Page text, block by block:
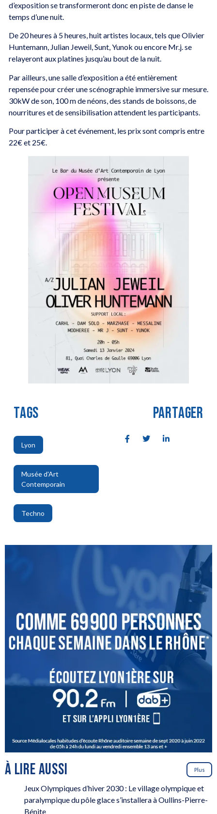
d’exposition se transformeront donc en piste de danse le
temps d’une nuit.
De 20 heures à 5 heures, huit artistes locaux, tels que Olivier
Huntemann, Julian Jeweil, Sunt, Yunok ou encore Mr.j. se
relayeront aux platines jusqu’au bout de la nuit.
Par ailleurs, une salle d’exposition a été entièrement
repensée pour créer une scénographie immersive sur mesure.
30kW de son, 100 m de néons, des stands de boissons, de
nourritures et de sensibilisation attendent les participants.
Pour participer à cet événement, les prix sont compris entre
22€ et 25€.
TAGS
Lyon
,
Musée d'Art
Contemporain
,
Techno
PARTAGER
À LIRE AUSSI Plus
Jeux Olympiques d’hiver 2030 : Le village olympique et
paralympique du pôle glace s’installera à Oullins-Pierre-
Bénite